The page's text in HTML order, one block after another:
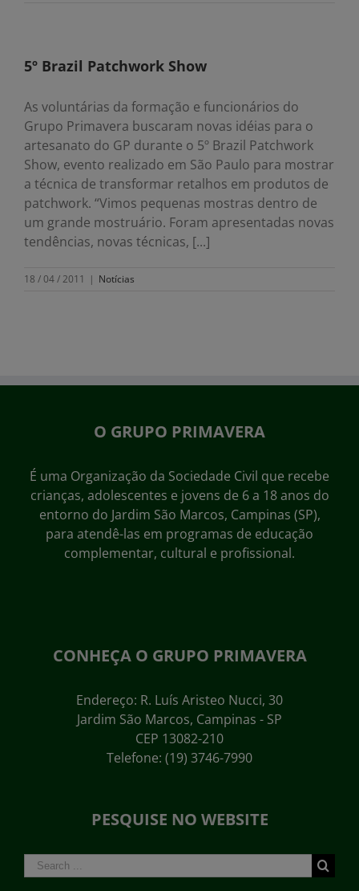
5º Brazil Patchwork Show
As voluntárias da formação e funcionários do
Grupo Primavera buscaram novas idéias para o
artesanato do GP durante o 5º Brazil Patchwork
Show, evento realizado em São Paulo para mostrar
a técnica de transformar retalhos em produtos de
patchwork. “Vimos pequenas mostras dentro de
um grande mostruário. Foram apresentadas novas
tendências, novas técnicas, [...]
18 / 04 / 2011 | Notícias
O GRUPO PRIMAVERA
É uma Organização da Sociedade Civil que recebe
crianças, adolescentes e jovens de 6 a 18 anos do
entorno do Jardim São Marcos, Campinas (SP),
para atendê-las em programas de educação
complementar, cultural e profissional.
CONHEÇA O GRUPO PRIMAVERA
Endereço: R. Luís Aristeo Nucci, 30
Jardim São Marcos, Campinas - SP
CEP 13082-210
Telefone: (19) 3746-7990
PESQUISE NO WEBSITE
Search
for: